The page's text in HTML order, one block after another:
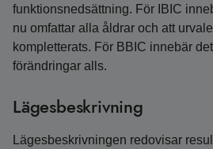
funktionsnedsättning. För IBIC
nu omfattar alla åldrar och att
kompletterats. För BBIC innebär
förändringar alls.
Lägesbeskrivning
Lägesbeskrivningen redovisar